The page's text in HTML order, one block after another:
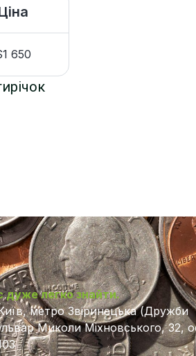
650
дуже легко знайти.
метро Звіринецька (Дружби
Миколи Міхновського, 32,